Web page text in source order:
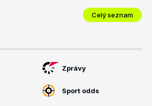
Celý seznam
Zprávy
Sport odds